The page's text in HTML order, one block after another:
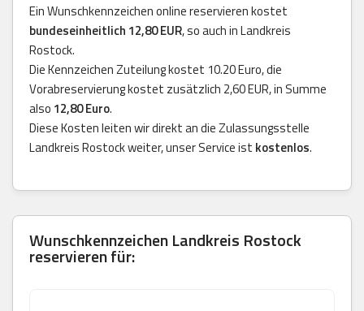
Ein Wunschkennzeichen online reservieren kostet
bundeseinheitlich 12,80 EUR, so auch in Landkreis
Rostock.
Die Kennzeichen Zuteilung kostet 10.20 Euro, die
Vorabreservierung kostet zusätzlich 2,60 EUR, in Summe
also 12,80 Euro.
Diese Kosten leiten wir direkt an die Zulassungsstelle
Landkreis Rostock weiter, unser Service ist kostenlos.
Wunschkennzeichen Landkreis Rostock
reservieren für: